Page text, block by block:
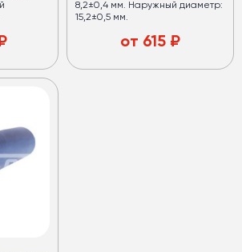
8,2±0,4 мм. Наружный диаметр:
15,2±0,5 мм.
от 615 ₽